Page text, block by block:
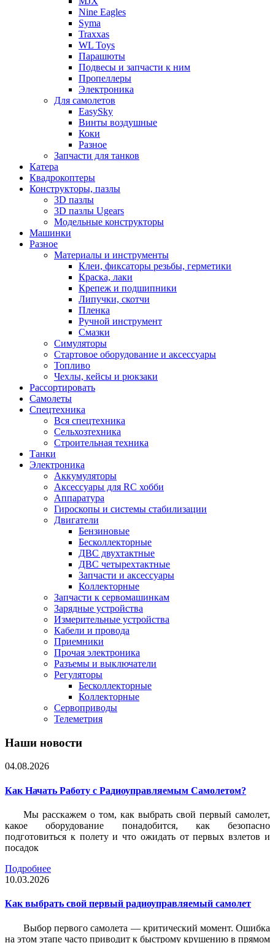
Nine Eagles
Syma
Traxxas
WL Toys
Парашюты
Подвесы и запчасти к ним
Пропеллеры
Электроника
Для самолетов
EasySky
Винты воздушные
Коки
Разное
Запчасти для танков
Катера
Квадрокоптеры
Конструкторы, пазлы
3D пазлы
3D пазлы Ugears
Модельные конструкторы
Машинки
Разное
Материалы и инструменты
Клеи, фиксаторы резьбы, герметики
Краска, лаки
Крепеж и подшипники
Липучки, скотчи
Пленка
Ручной инструмент
Смазки
Симуляторы
Стартовое оборудование и аксессуары
Топливо
Чехлы, кейсы и рюкзаки
Рассортировать
Самолеты
Спецтехника
Вся спецтехника
Сельхозтехника
Строительная техника
Танки
Электроника
Аккумуляторы
Аксессуары для RC хобби
Аппаратура
Гироскопы и системы стабилизации
Двигатели
Бензиновые
Бесколлекторные
ДВС двухтактные
ДВС четырехтактные
Запчасти и аксессуары
Коллекторные
Запчасти к сервомашинкам
Зарядные устройства
Измерительные устройства
Кабели и провода
Приемники
Прочая электроника
Разъемы и выключатели
Регуляторы
Бесколлекторные
Коллекторные
Сервоприводы
Телеметрия
Наши новости
04.08.2026
Как Начать Работу с Радиоуправляемым Самолетом?
Мы расскажем о том, как выбрать свой первый самолет,
какое оборудование понадобится, как безопасно
подготовиться к полету и что ожидать от первых взлетов и
посадок
Подробнее
10.03.2026
Как выбрать свой первый радиоуправляемый самолет
Выбор первого самолета — критический момент. Ошибка
на этом этапе часто приводит к быстрому крушению в прямом